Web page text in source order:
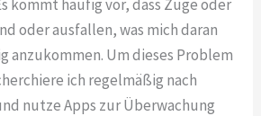
kommt häufig vor, dass Züge oder
oder ausfallen, was mich daran
anzukommen. Um dieses Problem
ich regelmäßig nach
nutze Apps zur Überwachung